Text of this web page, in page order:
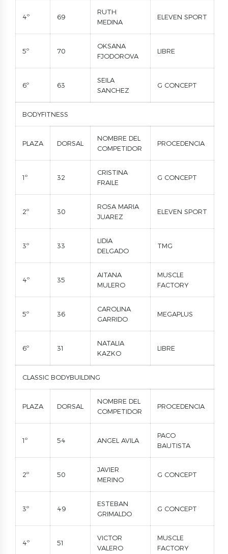
4º 69
RUTH
MEDINA
ELEVEN SPORT
5º 70
OKSANA
FJODOROVA
LIBRE
6º 63
SEILA
SANCHEZ
G CONCEPT
BODYFITNESS
PLAZA DORSAL
NOMBRE DEL
COMPETIDOR
PROCEDENCIA
1º 32
CRISTINA
FRAILE
G CONCEPT
2º 30
ROSA MARIA
JUAREZ
ELEVEN SPORT
3º 33
LIDIA
DELGADO
TMG
4º 35
AITANA
MULERO
MUSCLE
FACTORY
5º 36
CAROLINA
GARRIDO
MEGAPLUS
6º 31
NATALIA
KAZKO
LIBRE
CLASSIC BODYBUILDING
PLAZA DORSAL
NOMBRE DEL
COMPETIDOR
PROCEDENCIA
1º 54 ANGEL AVILA
PACO
BAUTISTA
2º 50
JAVIER
MERINO
G CONCEPT
3º 49
ESTEBAN
GRIMALDO
G CONCEPT
4º 51
VICTOR
VALERO
MUSCLE
FACTORY